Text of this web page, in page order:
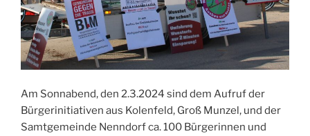
Am Sonnabend, den 2.3.2024 sind dem Aufruf der
Bürgerinitiativen aus Kolenfeld, Groß Munzel, und der
Samtgemeinde Nenndorf ca. 100 Bürgerinnen und